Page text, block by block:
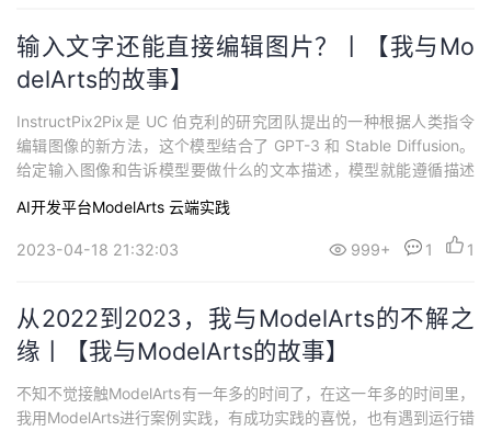
输入文字还能直接编辑图片？丨【我与Mo
delArts的故事】
InstructPix2Pix是 UC 伯克利的研究团队提出的一种根据人类指令
编辑图像的新方法，这个模型结合了 GPT-3 和 Stable Diffusion。
给定输入图像和告诉模型要做什么的文本描述，模型就能遵循描述
AI开发平台ModelArts 云端实践
2023-04-18 21:32:03 999+ 1 1
从2022到2023，我与ModelArts的不解之
缘丨【我与ModelArts的故事】
不知不觉接触ModelArts有一年多的时间了，在这一年多的时间里，
我用ModelArts进行案例实践，有成功实践的喜悦，也有遇到运行错